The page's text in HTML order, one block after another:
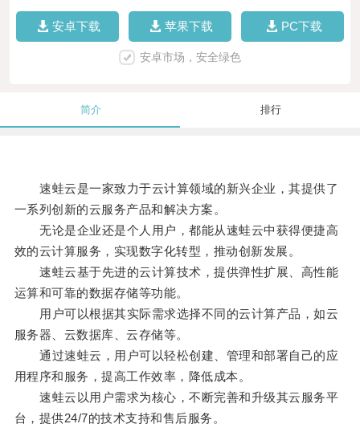
安卓下载 苹果下载 PC下载
安卓市场，安全绿色
简介 排行
速蛙云是一家致力于云计算领域的新兴企业，其提供了
一系列创新的云服务产品和解决方案。
无论是企业还是个人用户，都能从速蛙云中获得便捷高
效的云计算服务，实现数字化转型，推动创新发展。
速蛙云基于先进的云计算技术，提供弹性扩展、高性能
运算和可靠的数据存储等功能。
用户可以根据其实际需求选择不同的云计算产品，如云
服务器、云数据库、云存储等。
通过速蛙云，用户可以轻松创建、管理和部署自己的应
用程序和服务，提高工作效率，降低成本。
速蛙云以用户需求为核心，不断完善和升级其云服务平
台，提供24/7的技术支持和售后服务。